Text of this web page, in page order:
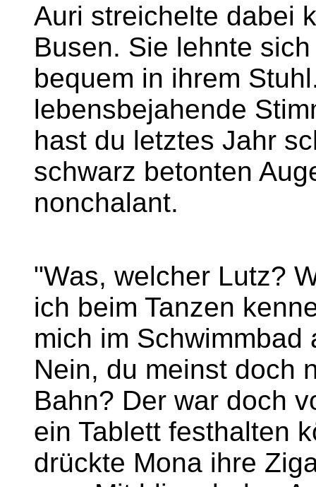
Auri streichelte dabei
Busen. Sie lehnte
bequem in ihrem
lebensbejahende
hast du letztes Jahr
schwarz betonten
nonchalant.
"Was, welcher Lutz?
ich beim Tanzen
mich im Schwimmbad
Nein, du meinst doch
Bahn? Der war doch
ein Tablett festhalten
drückte Mona ihre